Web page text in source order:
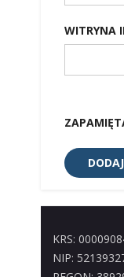
WITRYNA
KRS:
NIP: